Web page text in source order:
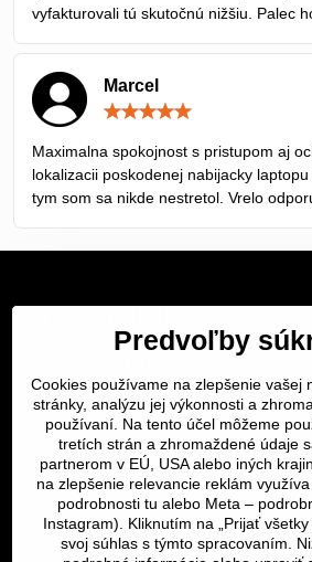
vyfakturovali tú skutočnú nižšiu. Palec
Marcel
5
Maximalna spokojnost s pristupom aj
lokalizacii poskodenej nabijacky
tym som sa nikde nestretol. Vrelo
Servis Bratislava
Servis Košice
Dôležité odkazy
SERVIS KURIÉROM
Predvoľby
Cookies používame na zlepšenie vašej
stránky, analýzu jej výkonnosti a
používaní. Na tento účel môžeme
tretích strán a zhromaždené údaje
partnerom v EÚ, USA alebo iných
na zlepšenie relevancie reklám
podrobnosti tu alebo Meta –
Instagram). Kliknutím na „Prijať
svoj súhlas s týmto spracovaním.